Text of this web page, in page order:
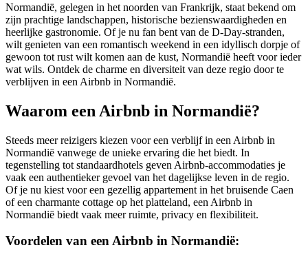
Normandië, gelegen in het noorden van Frankrijk, staat bekend om
zijn prachtige landschappen, historische bezienswaardigheden en
heerlijke gastronomie. Of je nu fan bent van de D-Day-stranden,
wilt genieten van een romantisch weekend in een idyllisch dorpje of
gewoon tot rust wilt komen aan de kust, Normandië heeft voor ieder
wat wils. Ontdek de charme en diversiteit van deze regio door te
verblijven in een Airbnb in Normandië.
Waarom een Airbnb in Normandië?
Steeds meer reizigers kiezen voor een verblijf in een Airbnb in
Normandië vanwege de unieke ervaring die het biedt. In
tegenstelling tot standaardhotels geven Airbnb-accommodaties je
vaak een authentieker gevoel van het dagelijkse leven in de regio.
Of je nu kiest voor een gezellig appartement in het bruisende Caen
of een charmante cottage op het platteland, een Airbnb in
Normandië biedt vaak meer ruimte, privacy en flexibiliteit.
Voordelen van een Airbnb in Normandië: